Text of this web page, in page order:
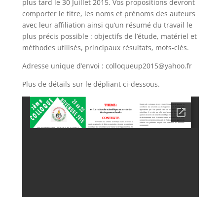
plus tard le 30 Juillet 2015. Vos propositions devront
comporter le titre, les noms et prénoms des auteurs
avec leur affiliation ainsi qu’un résumé du travail le
plus précis possible : objectifs de l’étude, matériel et
méthodes utilisés, principaux résultats, mots-clés.
Adresse unique d’envoi : colloqueup2015@yahoo.fr
Plus de détails sur le dépliant ci-dessous.